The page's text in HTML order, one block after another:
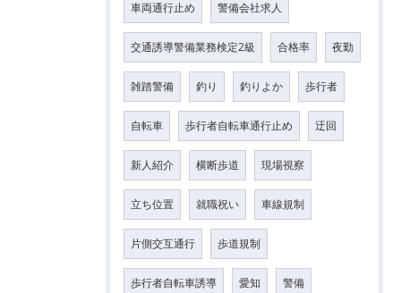
車両通行止め 警備会社求人
交通誘導警備業務検定2級 合格率 夜勤
雑踏警備 釣り 釣りよか 歩行者
自転車 歩行者自転車通行止め 迂回
新人紹介 横断歩道 現場視察
立ち位置 就職祝い 車線規制
片側交互通行 歩道規制
歩行者自転車誘導 愛知 警備